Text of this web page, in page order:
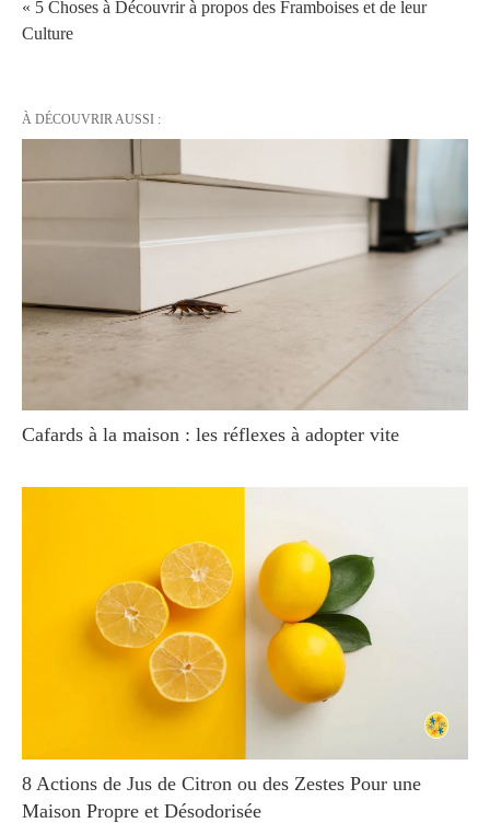
« 5 Choses à Découvrir à propos des Framboises et de leur
Culture
À DÉCOUVRIR AUSSI :
Cafards à la maison : les réflexes à adopter vite
8 Actions de Jus de Citron ou des Zestes Pour une
Maison Propre et Désodorisée